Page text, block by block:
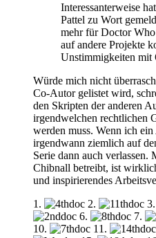
Interessanterweise
Pattel zu Wort
mehr für Doctor
auf andere Projekte
Unstimmigkeiten mit
Würde mich nicht
Co-Autor gelistet wird,
den Skripten der anderen
irgendwelchen rechtlichen
werden muss. Wenn ich
irgendwann ziemlich auf
Serie dann auch verlassen.
Chibnall betreibt, ist
und inspirierendes
1.
2. 3.
6.
7.
10.
11.